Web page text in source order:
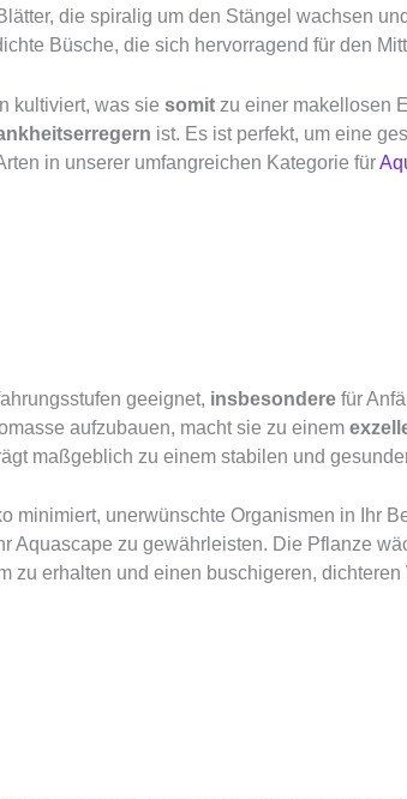
die spiralig um den Stängel wachsen
Büsche, die sich hervorragend für den
kultiviert, was sie somit zu einer makellosen
ist. Es ist perfekt, um eine
in unserer umfangreichen Kategorie für
geeignet, insbesondere für
aufzubauen, macht sie zu einem
maßgeblich zu einem stabilen und
minimiert, unerwünschte Organismen in Ihr
Aquascape zu gewährleisten. Die Pflanze
zu erhalten und einen buschigeren, dichteren